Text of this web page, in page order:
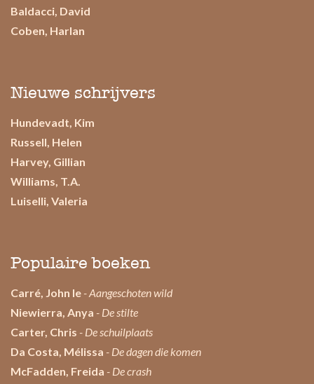
Baldacci, David
Coben, Harlan
Nieuwe schrijvers
Hundevadt, Kim
Russell, Helen
Harvey, Gillian
Williams, T.A.
Luiselli, Valeria
Populaire boeken
Carré, John le - Aangeschoten wild
Niewierra, Anya - De stilte
Carter, Chris - De schuilplaats
Da Costa, Mélissa - De dagen die komen
McFadden, Freida - De crash